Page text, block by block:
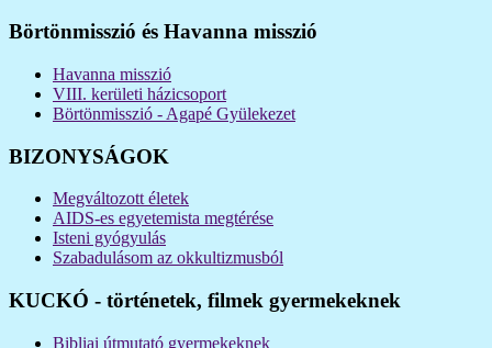
Börtönmisszió és Havanna misszió
Havanna misszió
VIII. kerületi házicsoport
Börtönmisszió - Agapé Gyülekezet
BIZONYSÁGOK
Megváltozott életek
AIDS-es egyetemista megtérése
Isteni gyógyulás
Szabadulásom az okkultizmusból
KUCKÓ - történetek, filmek gyermekeknek
Bibliai útmutató gyermekeknek